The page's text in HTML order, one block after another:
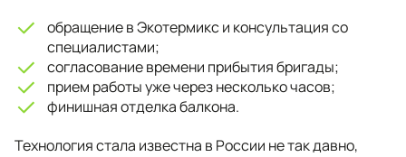
обращение в Экотермикс и консультация со
специалистами;
согласование времени прибытия бригады;
прием работы уже через несколько часов;
финишная отделка балкона.
Технология стала известна в России не так давно,